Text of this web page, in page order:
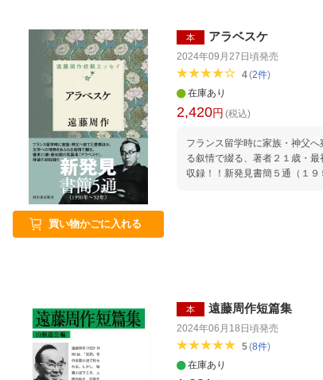
買い物かごに入れる
本 アラベスケ
2024年09月27日頃発売
4(2件)
在庫あり
2,420円 (税込)
フランス留学時に家族・神父
る叙情で綴る、著者２１歳・
収録！！新発見書簡５通（１９
本 遠藤周作短篇集
2024年06月18日頃発売
5(8件)
在庫あり